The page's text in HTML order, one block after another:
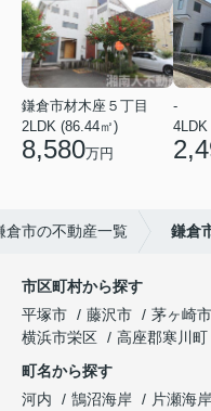
鎌倉市材木座５丁目
2LDK (86.44㎡)
8,580万円
-
4LDK
倉市の不動産一覧 鎌倉
市区町村から探す
平塚市
藤沢市 茅ヶ崎市
横浜市栄区
高座郡寒川町
町名から探す
河内
鵠沼海岸 片瀬海岸